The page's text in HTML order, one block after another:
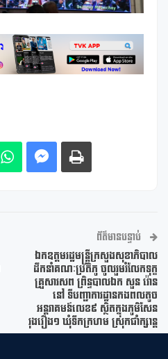
ព័ត៌មានបន្ទាប់
ឯកឧត្តមរដ្ឋមន្ត្រីក្រសួងសុខាភិបាល
ដឹកនាំគណៈប្រតិភូ ចូលរួមរំលែកទុក្ខ
គ្រួសារសព ព្រិន្ទបាលឯក សួន រ៉ោន
នៅ ទីបញ្ជាការដ្ឋានកងពលតូច
អន្តរាគមន៍លេខ៩ ស្ថិតក្នុងភូមិសែន
រុងរឿង១ ឃុំទឹកក្រហម ស្រុកជាំក្សាន្ត